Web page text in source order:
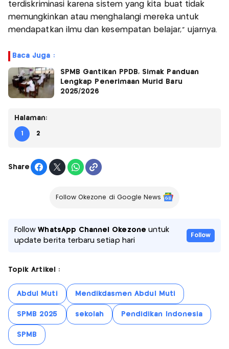
terdiskriminasi karena sistem yang kita buat tidak
memungkinkan atau menghalangi mereka untuk
mendapatkan ilmu dan kesempatan belajar," ujarnya.
Baca Juga :
SPMB Gantikan PPDB, Simak Panduan
Lengkap Penerimaan Murid Baru
2025/2026
Halaman:
1 2
Share
Follow Okezone di Google News
FollowWhatsApp Channel Okezone untuk
update berita terbaru setiap hari
Follow
Topik Artikel :
Abdul Muti Mendikdasmen Abdul Muti
SPMB 2025 sekolah Pendidikan Indonesia
SPMB